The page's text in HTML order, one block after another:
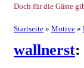
Doch für die Gäste
Startseite » Motive »
wallnerst: